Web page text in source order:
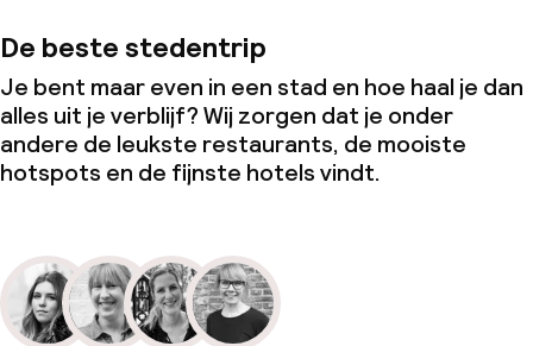
De beste stedentrip
Je bent maar even in een stad en hoe haal je dan
alles uit je verblijf? Wij zorgen dat je onder
andere de leukste restaurants, de mooiste
hotspots en de fijnste hotels vindt.